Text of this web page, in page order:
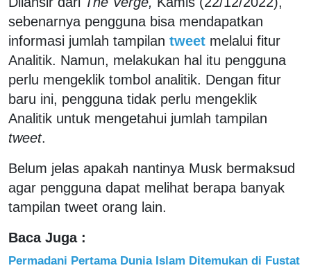
sebenarnya pengguna bisa mendapatkan
informasi jumlah tampilan tweet melalui fitur
Analitik. Namun, melakukan hal itu pengguna
perlu mengeklik tombol analitik. Dengan fitur
baru ini, pengguna tidak perlu mengeklik
Analitik untuk mengetahui jumlah tampilan
tweet.
Belum jelas apakah nantinya Musk bermaksud
agar pengguna dapat melihat berapa banyak
tampilan tweet orang lain.
Baca Juga :
Permadani Pertama Dunia Islam Ditemukan di Fustat